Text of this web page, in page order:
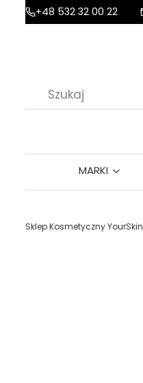
+48 532 32 00 22
MARKI
Sklep Kosmetyczny YourSkin